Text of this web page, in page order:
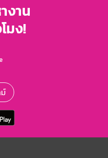
งาน
มง!